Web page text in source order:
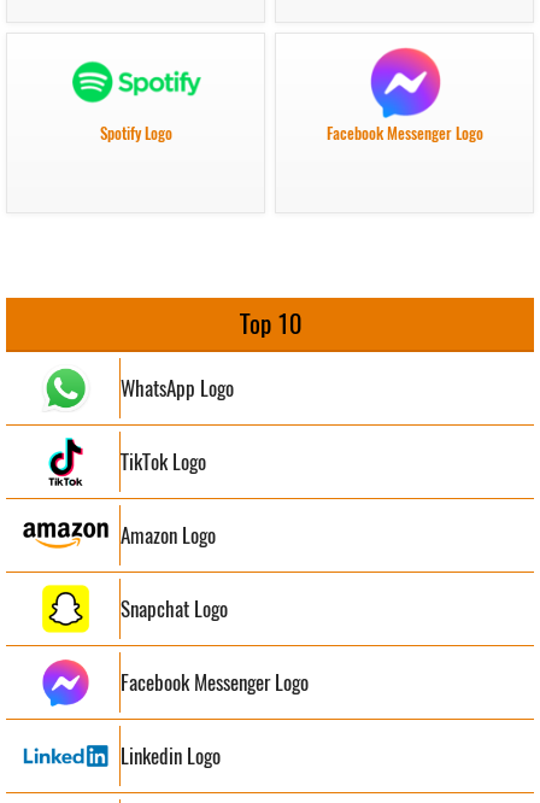
Spotify Logo Facebook Messenger Logo
Top 10
WhatsApp Logo
TikTok Logo
Amazon Logo
Snapchat Logo
Facebook Messenger Logo
Linkedin Logo